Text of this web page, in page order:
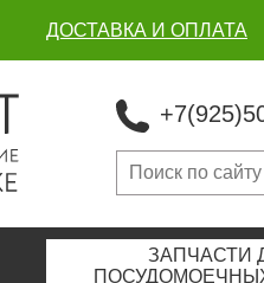
ДОСТАВКА И ОПЛАТА
ЗАПЧАСТИ